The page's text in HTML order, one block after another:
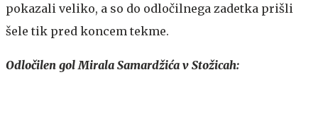
pokazali veliko, a so do odločilnega zadetka prišli
šele tik pred koncem tekme.
Odločilen gol Mirala Samardžića v Stožicah: